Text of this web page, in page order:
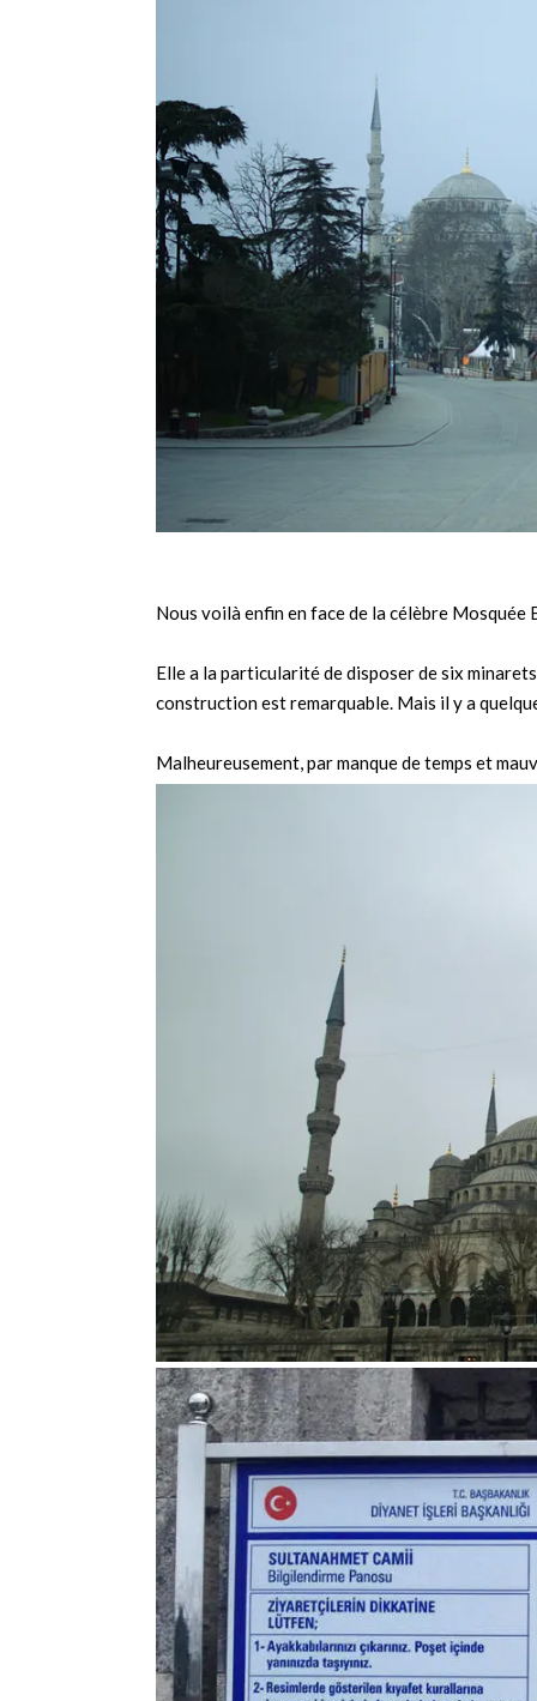
Nous voilà enfin en face de la célèbre Mosquée
Elle a la particularité de disposer de six
construction est remarquable. Mais il y a
Malheureusement, par manque de temps et